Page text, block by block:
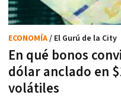
En qué bonos
dólar anclado en
volátiles
ECONOMÍA/ El Gurú de la City